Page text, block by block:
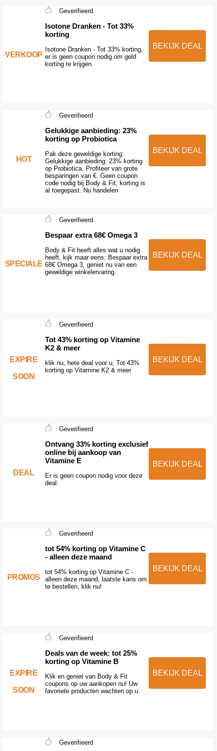
VERKOOP
Geverifieerd
Isotone Dranken - Tot 33%
korting
Isotone Dranken - Tot 33% korting,
er is geen coupon nodig om geld
korting te krijgen.
BEKIJK DEAL
HOT
Geverifieerd
Gelukkige aanbieding: 23%
korting op Probiotica
Pak deze geweldige korting:
Gelukkige aanbieding: 23% korting
op Probiotica. Profiteer van grote
besparingen van €. Geen coupon
code nodig bij Body & Fit, korting is
al toegepast. Nu handelen
BEKIJK DEAL
SPECIALE
Geverifieerd
Bespaar extra 68€ Omega 3
Body & Fit heeft alles wat u nodig
heeft, kijk maar eens: Bespaar extra
68€ Omega 3, geniet nu van een
geweldige winkelervaring.
BEKIJK DEAL
EXPIRE
SOON
Geverifieerd
Tot 43% korting op Vitamine
K2 & meer
klik nu, hete deal voor u, Tot 43%
korting op Vitamine K2 & meer
BEKIJK DEAL
DEAL
Geverifieerd
Ontvang 33% korting exclusief
online bij aankoop van
Vitamine E
Er is geen coupon nodig voor deze
deal.
BEKIJK DEAL
PROMOS
Geverifieerd
tot 54% korting op Vitamine C
- alleen deze maand
tot 54% korting op Vitamine C -
alleen deze maand, laatste kans om
te bestellen, klik nu!
BEKIJK DEAL
EXPIRE
SOON
Geverifieerd
Deals van de week: tot 25%
korting op Vitamine B
Klik en geniet van Body & Fit
coupons op uw aankopen nu! Uw
favoriete producten wachten op u.
BEKIJK DEAL
Geverifieerd